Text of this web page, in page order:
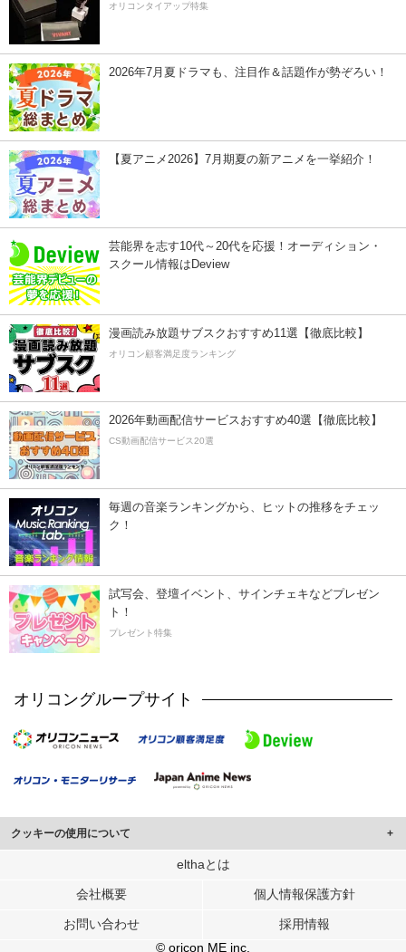
オリコンタイアップ特集
2026年7月夏ドラマも、注目作＆話題作が勢ぞろい！
【夏アニメ2026】7月期夏の新アニメを一挙紹介！
芸能界を志す10代～20代を応援！オーディション・
スクール情報はDeview
漫画読み放題サブスクおすすめ11選【徹底比較】
オリコン顧客満足度ランキング
2026年動画配信サービスおすすめ40選【徹底比較】
CS動画配信サービス20選
毎週の音楽ランキングから、ヒットの推移をチェッ
ク！
試写会、登壇イベント、サインチェキなどプレゼン
ト！
プレゼント特集
オリコングループサイト
クッキーの使用について
このサイトでは Cookie を使用して、ユーザーに合わせたコンテンツや広告の
行っています。
メディアや広告配信、データ解析の各パートナーに提供しています。
各パートナーは、この情報とユーザーが各パートナーに提供した他の情報や、
elthaとは
会社概要 個人情報保護方針
お問い合わせ
採用情報
© oricon ME inc.